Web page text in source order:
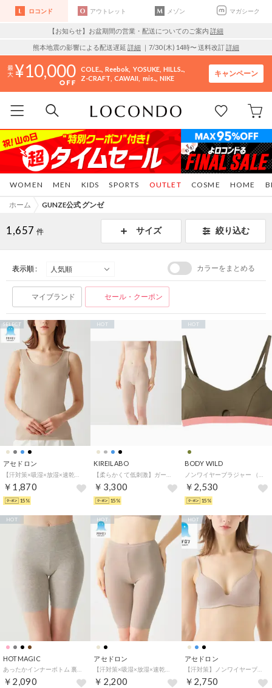
ロコンド アウトレット メゾン マガシーク
【お知らせ】お盆期間の営業・配送についてのご案内 詳細
熊本地震の影響による配送遅延 詳細 ｜7/30 (木) 14時〜 送料改訂詳細
10,000 COLE.. Reebok YOSUKE HILLS..
Z-CRAFT CAWAII mis.. NIKE
キャンペーン
WOMEN MEN KIDS SPORTS COSME HOME
OUTLET
ホーム GUNZE公式 グンゼ
1,657 件 サイズ 絞り込む
表示順 : カラーをまとめる
マイブランド セール・クーポン
アセドロン
￥1,870
SELECT
15%
KIREILABO
￥3,300
HOT
15%
BODY WILD
￥2,530
HOT
15%
HOTMAGIC
￥2,090
HOT
アセドロン
￥2,200
HOT
アセドロン
【汗対策】ノンワイヤーブラジャー （ベージュヘザー）
￥2,750
HOT